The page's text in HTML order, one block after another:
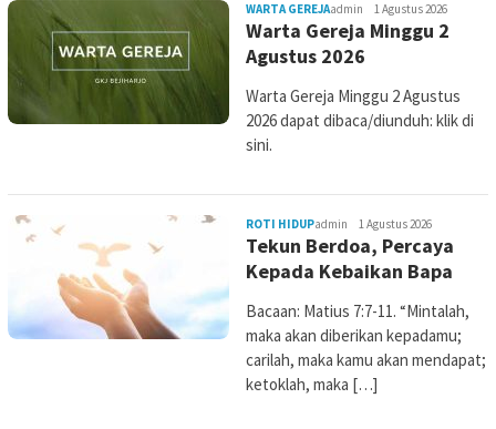
WARTA GEREJAadmin 1 Agustus 2026
Warta Gereja Minggu 2
Agustus 2026
Warta Gereja Minggu 2 Agustus
2026 dapat dibaca/diunduh: klik di
sini.
ROTI HIDUPadmin 1 Agustus 2026
Tekun Berdoa, Percaya
Kepada Kebaikan Bapa
Bacaan: Matius 7:7-11. “Mintalah,
maka akan diberikan kepadamu;
carilah, maka kamu akan mendapat;
ketoklah, maka […]